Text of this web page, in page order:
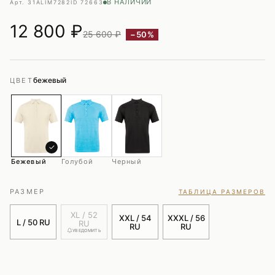
Арт. 31ALIM7282 ID 72663 В НАЛИЧИИ
12 800 ₽25 600 ₽ −50%
ЦВЕТбежевый
✓
Бежевый Голубой Черный
РАЗМЕР ТАБЛИЦА РАЗМЕРОВ
L / 50 RU
XL / 52
RU
УВЕДОМИТЬ
XXL / 54
RU
XXXL / 56
RU